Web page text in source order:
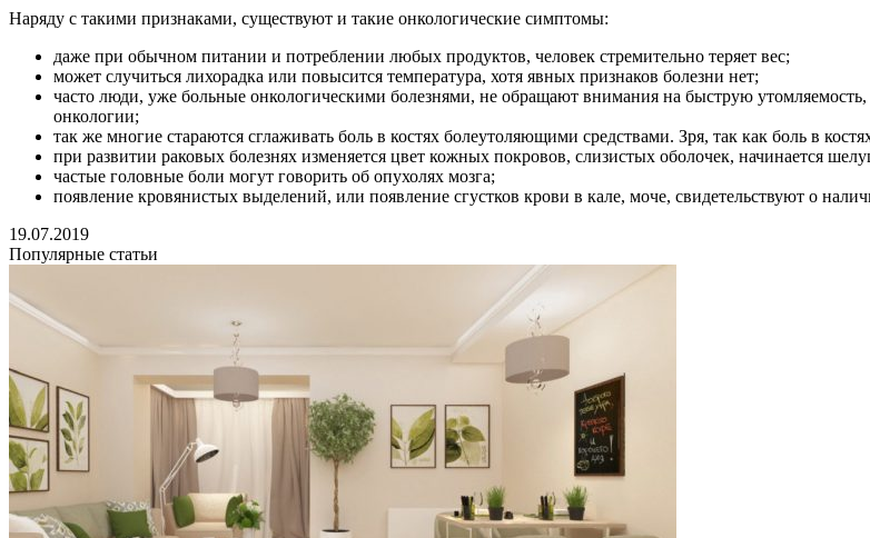
Наряду с такими признаками, существуют и такие онкологические симптомы:
даже при обычном питании и потреблении любых продуктов, человек стремительно теряет вес;
может случиться лихорадка или повысится температура, хотя явных признаков болезни нет;
часто люди, уже больные онкологическими болезнями, не обращают внимания на быструю
онкологии;
так же многие стараются сглаживать боль в костях болеутоляющими средствами. Зря, так как боль в
при развитии раковых болезнях изменяется цвет кожных покровов, слизистых оболочек, начинается
частые головные боли могут говорить об опухолях мозга;
появление кровянистых выделений, или появление сгустков крови в кале, моче, свидетельствуют о
19.07.2019
Популярные статьи